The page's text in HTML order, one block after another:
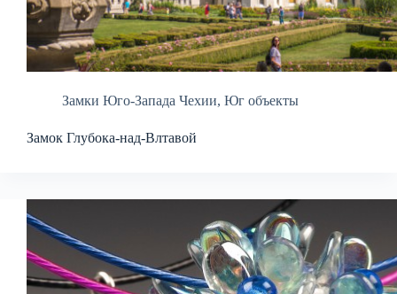
Замки Юго-Запада Чехии, Юг объекты
Замок Глубока-над-Влтавой